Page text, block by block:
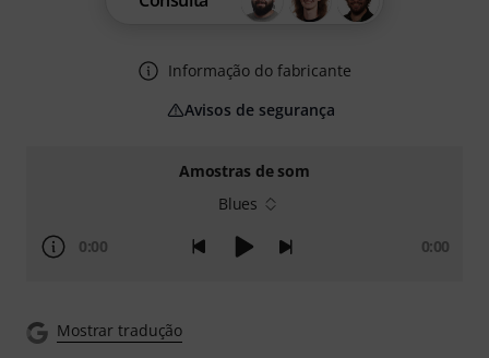
Amostras de som
Blues
0:00 0:00
Mostrar tradução
Informação do fabricante
Avisos de segurança